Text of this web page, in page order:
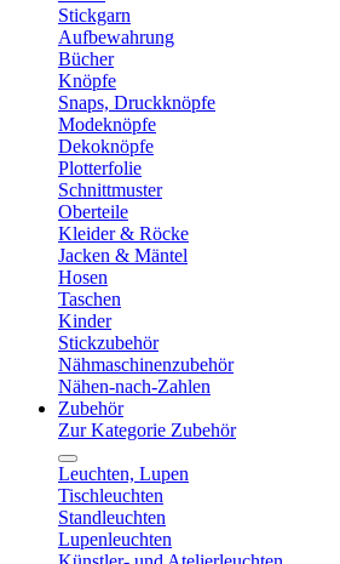
Stickgarn
Aufbewahrung
Bücher
Knöpfe
Snaps, Druckknöpfe
Modeknöpfe
Dekoknöpfe
Plotterfolie
Schnittmuster
Oberteile
Kleider & Röcke
Jacken & Mäntel
Hosen
Taschen
Kinder
Stickzubehör
Nähmaschinenzubehör
Nähen-nach-Zahlen
Zubehör
Zur Kategorie Zubehör
Leuchten, Lupen
Tischleuchten
Standleuchten
Lupenleuchten